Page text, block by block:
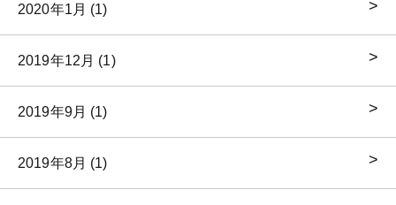
2020年1月 (1)
2019年12月 (1)
2019年9月 (1)
2019年8月 (1)